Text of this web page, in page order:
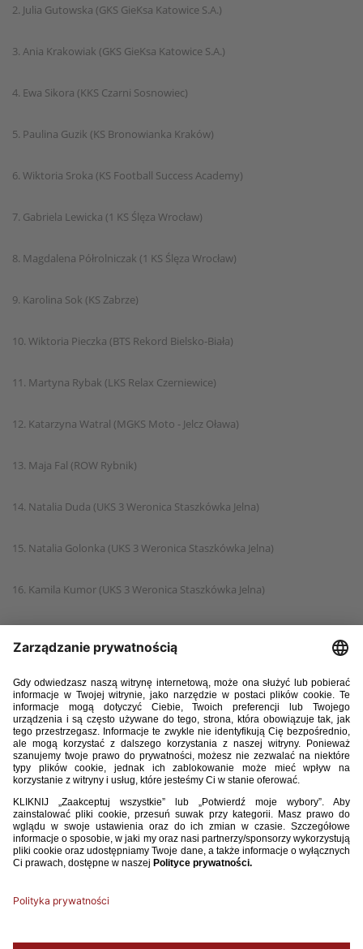
2. Julia Gutowska (GKS GieKsa Katowice S.A.)
3. Ania Krakowiak (GKS GieKsa Katowice S.A.)
4. Ewa Sikora (KKS Czarni Sosnowiec)
5. Paulina Guzik (KS Bronowianka Kraków)
6. Wiktoria Sroka (KS Football Success Academy)
7. Gabriela Lewicka (1 KS Ślęza Wrocław)
8. Magdalena Półrolniczak (1 KS Ślęza Wrocław)
9. Karolina Sok (KS Zabrze)
10. Wiktoria Pieczka (BTS Rekord Bielsko-Biała)
11. Martyna Rybak (LKS Relax Czerniewice)
12. Katarzyna Watral (MGKS Moto - Jelcz Oława)
13. Maja Fal (ROW Rybnik)
14. Natalia Duda (UKS 3 Weronica Staszkówka Jelna)
15. Natalia Golonka (UKS 3 Weronica Staszkówka Jelna)
16. Kamila Kumor (UKS 3 Weronica Staszkówka Jelna)
19. Klaudia Kiełczewska (UKS SMS Łódź)
20. Sandra Kowalska (UKS SMS Łódź)
21. Julianna Kutkowska (UKS SMS Łódź)
22. Amelia Majtczak (UKS SMS Łódź)